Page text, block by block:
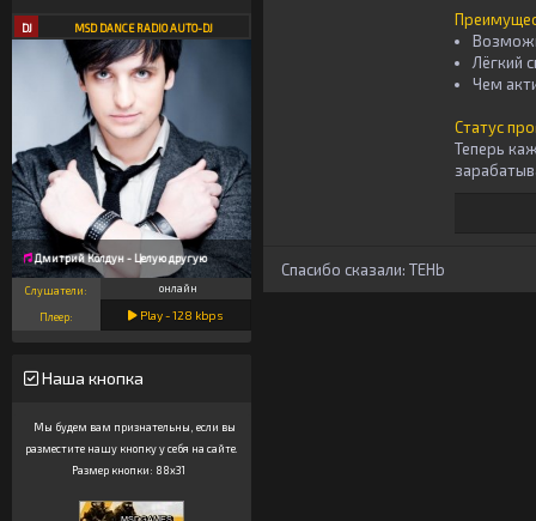
DJ MSD DANCE RADIO AUTO-DJ
Дмитрий Колдун - Целую другую
Слушатели: онлайн
Плеер: Play -128 kbps
Наша кнопка
Мы будем вам признательны, если вы
разместите нашу кнопку у себя на сайте.
Размер кнопки: 88x31
Лёгкий
Чем
Статус
Теперь
Спасибо сказали: TEHb